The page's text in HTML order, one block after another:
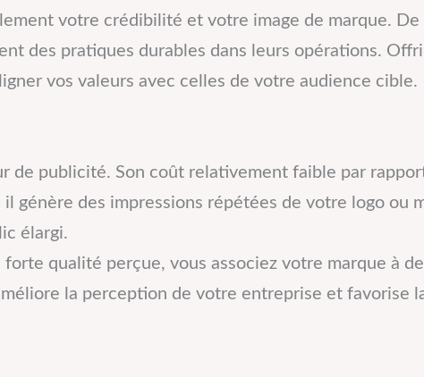
votre crédibilité et votre image de marque.
des pratiques durables dans leurs opérations.
vos valeurs avec celles de votre audience cible.
de publicité. Son coût relativement faible par
génère des impressions répétées de votre logo ou
élargi.
qualité perçue, vous associez votre marque à
la perception de votre entreprise et favorise